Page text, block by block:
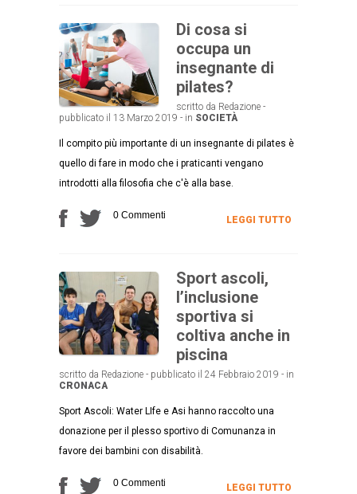
Di cosa si
occupa un
insegnante di
pilates?
scritto da Redazione -
pubblicato il 13 Marzo 2019 - in SOCIETÀ
Il compito più importante di un insegnante di pilates è
quello di fare in modo che i praticanti vengano
introdotti alla filosofia che c'è alla base.
0 Commenti LEGGI TUTTO
Sport ascoli,
l’inclusione
sportiva si
coltiva anche in
piscina
scritto da Redazione - pubblicato il 24 Febbraio 2019 - in
CRONACA
Sport Ascoli: Water LIfe e Asi hanno raccolto una
donazione per il plesso sportivo di Comunanza in
favore dei bambini con disabilità.
0 Commenti LEGGI TUTTO